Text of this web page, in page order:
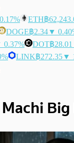
ETH฿
DOGE฿2.34▼
0.37% DOT฿28.01
LINK฿272.35▼
Machi